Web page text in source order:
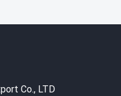
Co., LTD